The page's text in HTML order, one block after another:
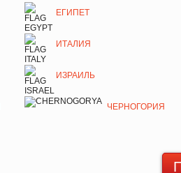
ЕГИПЕТ
ИТАЛИЯ
ИЗРАИЛЬ
ЧЕРНОГОРИЯ